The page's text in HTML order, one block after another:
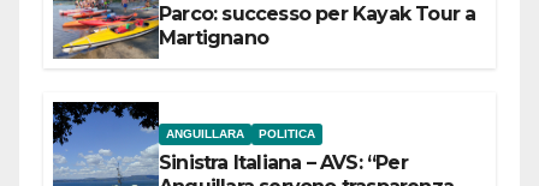
Parco: successo per Kayak Tour a
Martignano
ANGUILLARA POLITICA
Sinistra Italiana – AVS: “Per